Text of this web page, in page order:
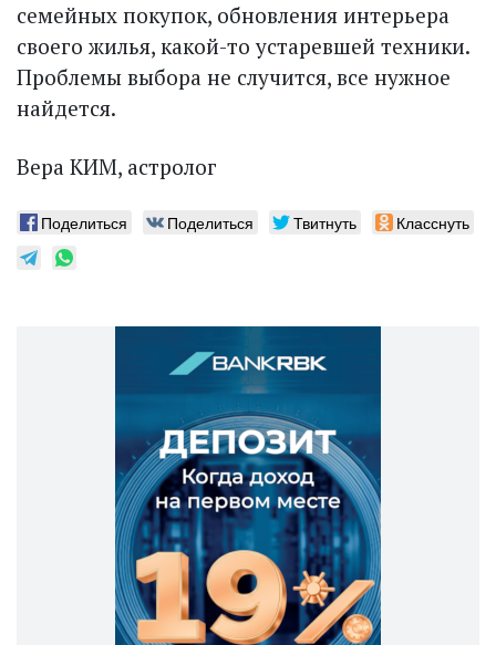
семейных покупок, обновления интерьера
своего жилья, какой-то устаревшей техники.
Проблемы выбора не случится, все нужное
найдется.
Вера КИМ, астролог
Поделиться Поделиться Твитнуть Класснуть